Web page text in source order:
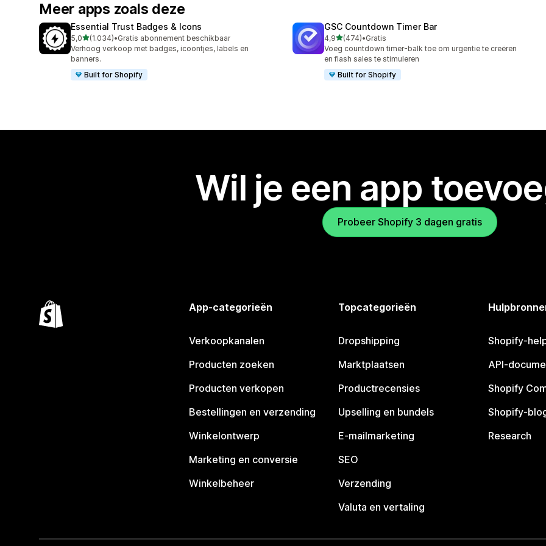
Meer apps zoals deze
Essential Trust Badges & Icons
5,0van 5 sterren
(1.034)
1034 recensies in totaal
•Gratis abonnement beschikbaar
Verhoog verkoop met badges, icoontjes, labels en
banners.
Built for Shopify
GSC Countdown Timer Bar
4,9van 5 sterren
(474)
474 recensies in totaal
•Gratis
Voeg countdown timer-balk toe om urgentie te creëren
en flash sales te stimuleren
Built for Shopify
Wil je een app
Probeer Shopify 3 dagen gratis
App-categorieën
Verkoopkanalen
Producten zoeken
Producten verkopen
Bestellingen en verzending
Winkelontwerp
Marketing en conversie
Winkelbeheer
Topcategorieën
Dropshipping
Marktplaatsen
Productrecensies
Upselling en bundels
E-mailmarketing
SEO
Verzending
Valuta en vertaling
Shopify-
API-
Shopify
Shopify-
Research